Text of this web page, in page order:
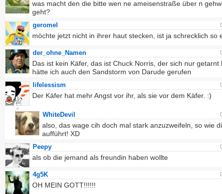
was macht den die bitte wen ne ameisenstraße über n
geht?
geromel
möchte jetzt nicht in ihrer haut stecken, ist ja schrecklich so
der_ohne_Namen
Das ist kein Käfer, das ist Chuck Norris, der sich nur getarnt
hätte ich auch den Sandstorm von Darude gerufen
lifelessism
Der Käfer hat mehr Angst vor ihr, als sie vor dem Käfer. :)
WhiteDevil
also, das wage cih doch mal stark anzuzweifeln, so wie
aufführt! XD
Peepy
als ob die jemand als freundin haben wollte
4g5K
OH MEIN GOTT!!!!!!